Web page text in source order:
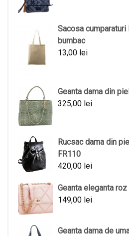
Sacosa
bumbac
13,00 lei
Geanta dama din
325,00 lei
Rucsac dama din
FR110
420,00 lei
Geanta eleganta
149,00 lei
Geanta dama de